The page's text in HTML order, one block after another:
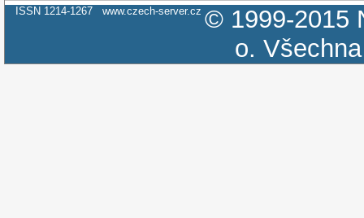
ISSN 1214-1267 www.czech-server.cz © 1999-2015
o.